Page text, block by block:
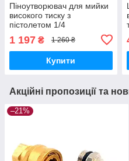
Піноутворювач для мийки
високого тиску з
пістолетом 1/4
1 197 ₴ 1 260 ₴
Купити
Акційні пропозиції та
–21%